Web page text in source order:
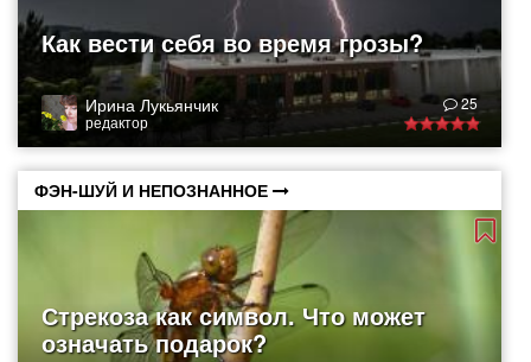
Как вести себя во время грозы?
Ирина Лукьянчик
редактор
25
ФЭН-ШУЙ И НЕПОЗНАННОЕ
Стрекоза как символ. Что может
означать подарок?